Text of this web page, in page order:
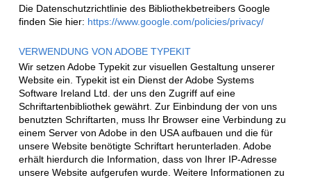
Die Datenschutzrichtlinie des Bibliothekbetreibers Google
finden Sie hier: https://www.google.com/policies/privacy/
VERWENDUNG VON ADOBE TYPEKIT
Wir setzen Adobe Typekit zur visuellen Gestaltung unserer
Website ein. Typekit ist ein Dienst der Adobe Systems
Software Ireland Ltd. der uns den Zugriff auf eine
Schriftartenbibliothek gewährt. Zur Einbindung der von uns
benutzten Schriftarten, muss Ihr Browser eine Verbindung zu
einem Server von Adobe in den USA aufbauen und die für
unsere Website benötigte Schriftart herunterladen. Adobe
erhält hierdurch die Information, dass von Ihrer IP-Adresse
unsere Website aufgerufen wurde. Weitere Informationen zu